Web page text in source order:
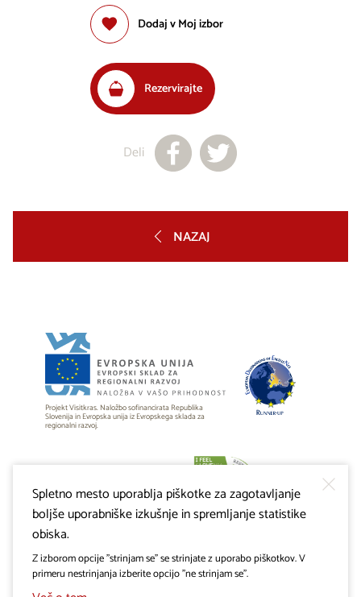
Dodaj v Moj izbor
Rezervirajte
Deli
NAZAJ
Projekt Visitkras. Naložbo sofinancirata Republika
Slovenija in Evropska unija iz Evropskega sklada za
regionalni razvoj.
Spletno mesto uporablja piškotke za zagotavljanje
boljše uporabniške izkušnje in spremljanje statistike
obiska.
Z izborom opcije "strinjam se" se strinjate z uporabo piškotkov. V
primeru nestrinjanja izberite opcijo "ne strinjam se".